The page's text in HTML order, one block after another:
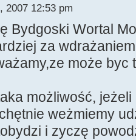
2007 12:53 pm
Bydgoski Wortal
za
może byc
możliwość,
weżmiemy
i zyczę